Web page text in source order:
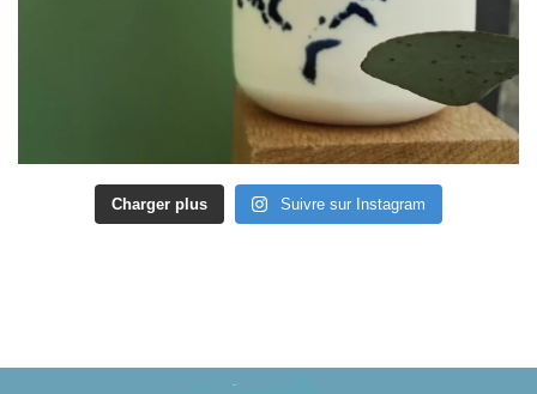
Charger plus Suivre sur Instagram